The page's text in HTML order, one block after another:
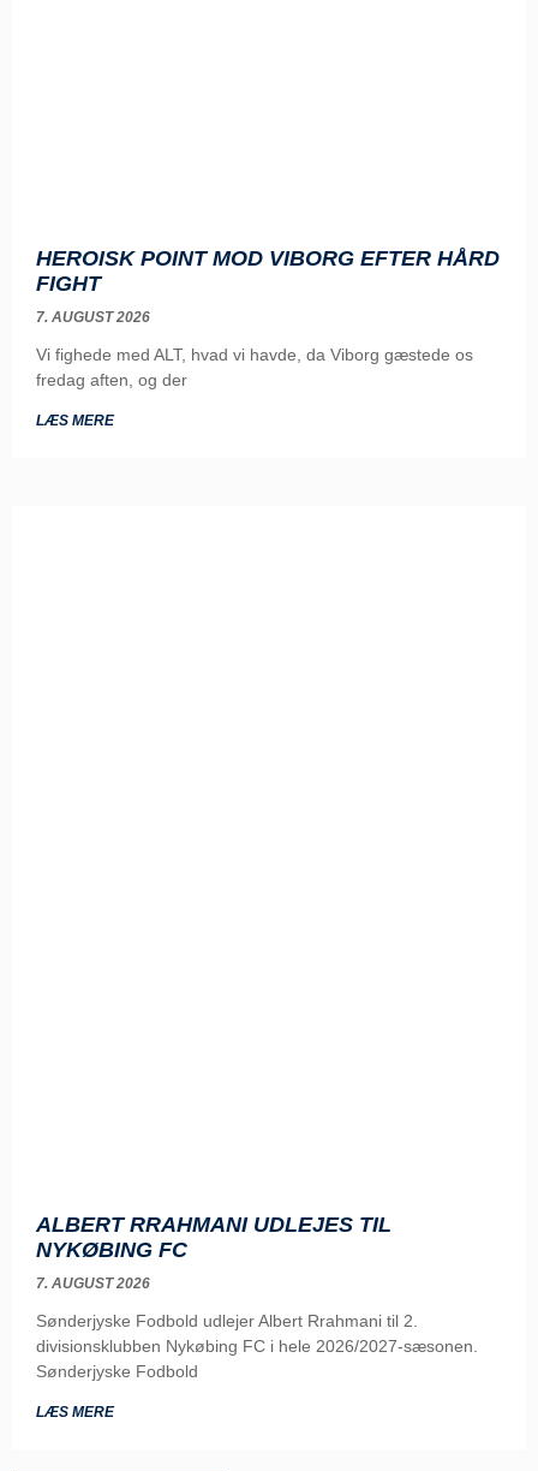
HEROISK POINT MOD VIBORG EFTER HÅRD
FIGHT
7. AUGUST 2026
Vi fighede med ALT, hvad vi havde, da Viborg gæstede os
fredag aften, og der
LÆS MERE
ALBERT RRAHMANI UDLEJES TIL
NYKØBING FC
7. AUGUST 2026
Sønderjyske Fodbold udlejer Albert Rrahmani til 2.
divisionsklubben Nykøbing FC i hele 2026/2027-sæsonen.
Sønderjyske Fodbold
LÆS MERE